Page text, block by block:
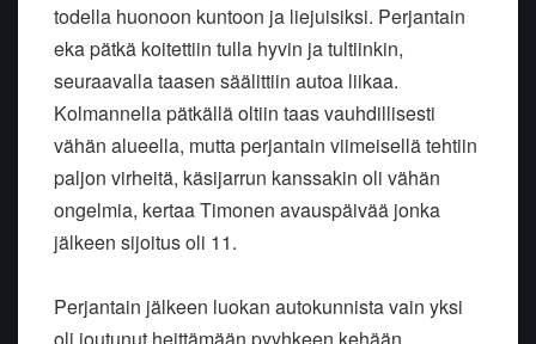
todella huonoon kuntoon ja liejuisiksi. Perjantain
eka pätkä koitettiin tulla hyvin ja tultiinkin,
seuraavalla taasen säälittiin autoa liikaa.
Kolmannella pätkällä oltiin taas vauhdillisesti
vähän alueella, mutta perjantain viimeisellä tehtiin
paljon virheitä, käsijarrun kanssakin oli vähän
ongelmia, kertaa Timonen avauspäivää jonka
jälkeen sijoitus oli 11.
Perjantain jälkeen luokan autokunnista vain yksi